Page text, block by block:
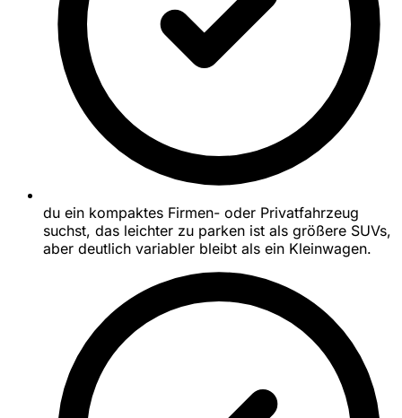
du ein kompaktes Firmen- oder Privatfahrzeug
suchst, das leichter zu parken ist als größere SUVs,
aber deutlich variabler bleibt als ein Kleinwagen.